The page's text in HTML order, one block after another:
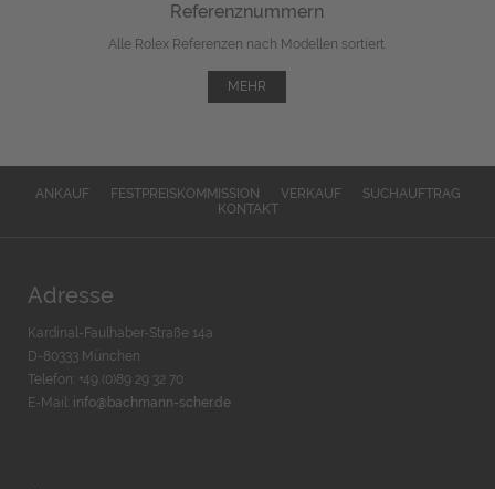
Referenznummern
Alle Rolex Referenzen nach Modellen sortiert.
MEHR
ANKAUF FESTPREISKOMMISSION VERKAUF
SUCHAUFTRAG
KONTAKT
Adresse
Kardinal-Faulhaber-Straße 14a
D-80333 München
Telefon: +49 (0)89 29 32 70
E-Mail: info@bachmann-scher.de